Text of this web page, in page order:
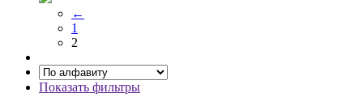
←
1
2
Показать фильтры